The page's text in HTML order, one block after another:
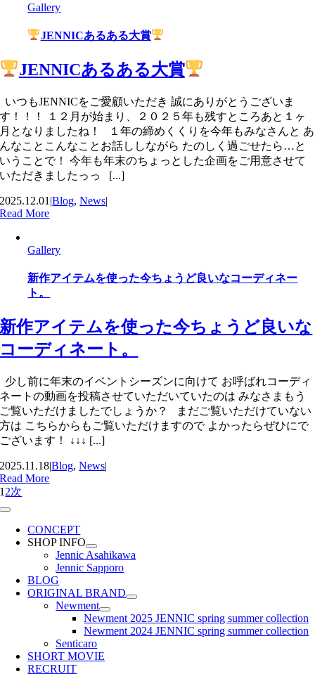
Gallery
JENNICあるある大賞
JENNICあるある大賞
いつもJENNICをご愛顧いただき 誠にありがとうございま
す！！！ １２月が始まり、２０２５年も残すところあと１ヶ
月となりましたね！ １年の締めくくりを今年もみなさんと あ
んなことこんなことお話ししながら たのしく過ごせたら…と
いうことで！ 今年も年末のちょっとした企画をご用意させて
いただきましたっっ [...]
2025.12.01 |Blog,News|
Read More
Gallery
新作アイテムを使った今ちょうど良いなコーディネー
ト。
新作アイテムを使った今ちょうど良いな
コーディネート。
少し前に年末のイベントシーズンに向けて お呼ばれコーディ
ネートの動画を投稿させていただいていたのは みなさまもう
ご覧いただけましたでしょうか？ まだご覧いただけていない
方は こちらからもご覧いただけますので よかったらぜひにで
ございます！ ↓↓↓ [...]
2025.11.18|Blog,News|
Read More
1 2次
Toggle
NavigationCONCEPT
SHOP INFO
Jennic Asahikawa
Jennic Sapporo
BLOG
ORIGINAL BRAND
Newment
Newment 2025 JENNIC spring summer collection
Newment 2024 JENNIC spring summer collection
Senticaro
SHORT MOVIE
RECRUIT